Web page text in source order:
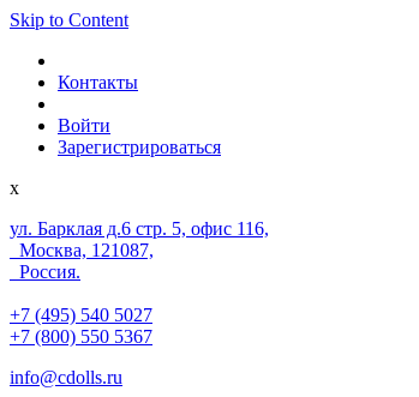
Skip to Content
Контакты
Войти
Зарегистрироваться
x
ул. Барклая д.6 стр. 5, офис 116,
Москва, 121087,
Россия.
+7 (495) 540 5027
+7 (800) 550 5367
info@cdolls.ru